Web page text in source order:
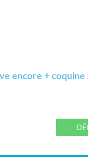
encore + coquine